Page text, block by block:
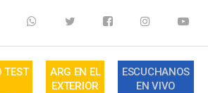
TEST
ARG EN EL
EXTERIOR
ESCUCHANOS
EN VIVO